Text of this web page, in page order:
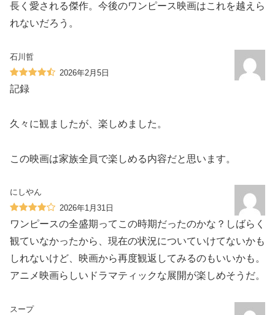
長く愛される傑作。今後のワンピース映画はこれを越えら
れないだろう。
石川哲
2026年2月5日
記録
久々に観ましたが、楽しめました。
この映画は家族全員で楽しめる内容だと思います。
にしやん
2026年1月31日
ワンピースの全盛期ってこの時期だったのかな？しばらく
観ていなかったから、現在の状況についていけてないかも
しれないけど、映画から再度観返してみるのもいいかも。
アニメ映画らしいドラマティックな展開が楽しめそうだ。
スープ